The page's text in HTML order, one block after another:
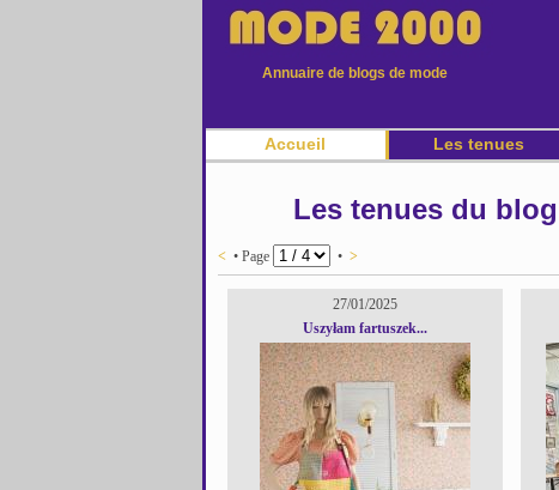
Annuaire de blogs de mode
Accueil Les tenues
Les tenues du
<• Page • >
27/01/2025
Uszyłam fartuszek...